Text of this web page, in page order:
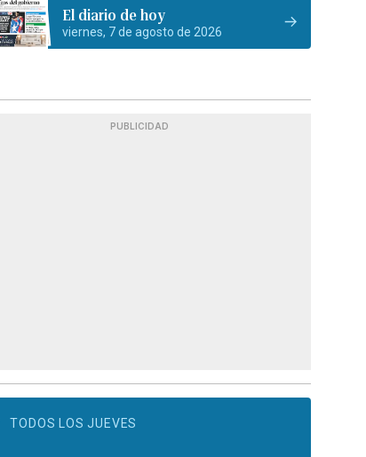
El diario de hoy
viernes, 7 de agosto de 2026
PUBLICIDAD
TODOS LOS JUEVES